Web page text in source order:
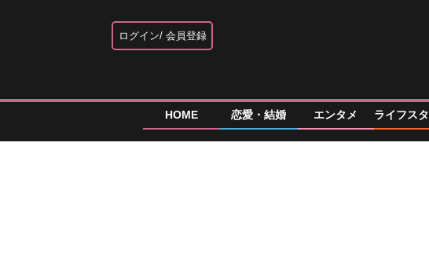
ログイン 会員登録
HOME 恋愛・結婚 エンタメ ライフス